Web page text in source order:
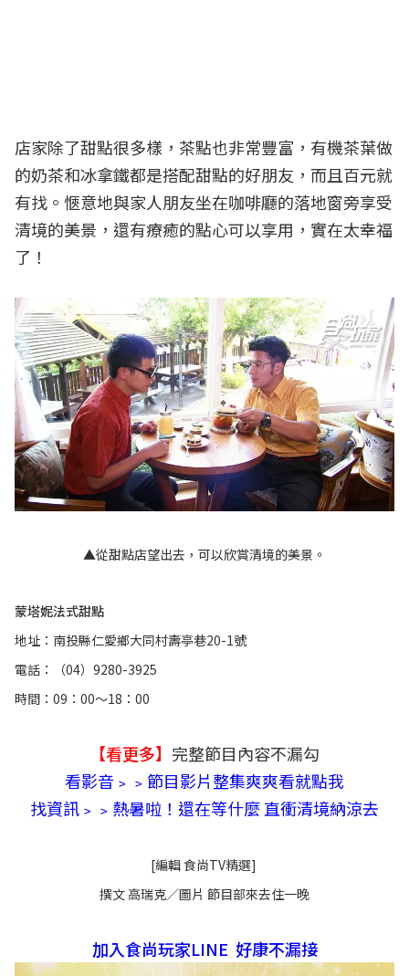
店家除了甜點很多樣，茶點也非常豐富，有機茶葉做
的奶茶和冰拿鐵都是搭配甜點的好朋友，而且百元就
有找。愜意地與家人朋友坐在咖啡廳的落地窗旁享受
清境的美景，還有療癒的點心可以享用，實在太幸福
了！
▲從甜點店望出去，可以欣賞清境的美景。
蒙塔妮法式甜點
地址：南投縣仁愛鄉大同村壽亭巷20-1號
電話：（04）9280-3925
時間：09：00～18：00
【看更多】 完整節目內容不漏勾
看影音﹥﹥節目影片整集爽爽看就點我
找資訊﹥﹥ 熱暑啦！還在等什麼 直衝清境納涼去
[編輯 食尚TV精選]
撰文 高瑞克／圖片 節目部來去住一晚
加入食尚玩家LINE 好康不漏接